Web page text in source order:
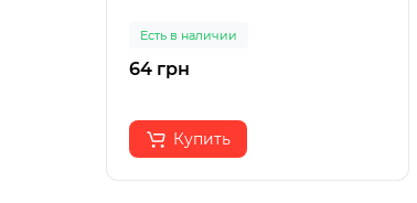
Есть в наличии
64 грн
Купить